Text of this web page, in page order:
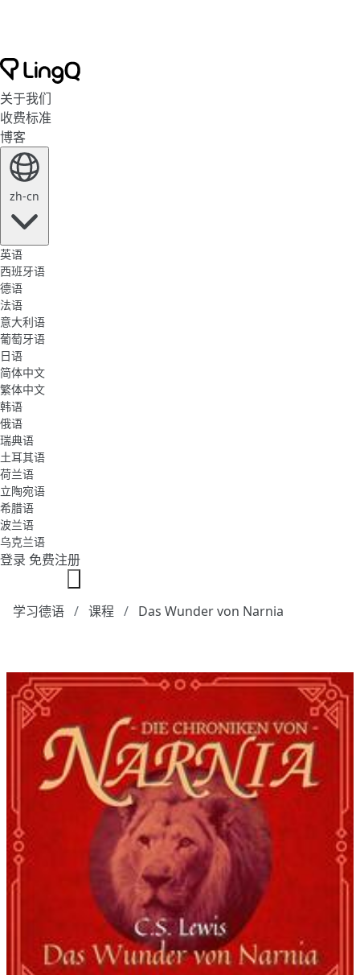
关于我们
收费标准
博客
zh-cn
英语
西班牙语
德语
法语
意大利语
葡萄牙语
日语
简体中文
繁体中文
韩语
俄语
瑞典语
土耳其语
荷兰语
立陶宛语
希腊语
波兰语
乌克兰语
登录 免费注册
学习德语 课程 Das Wunder von Narnia